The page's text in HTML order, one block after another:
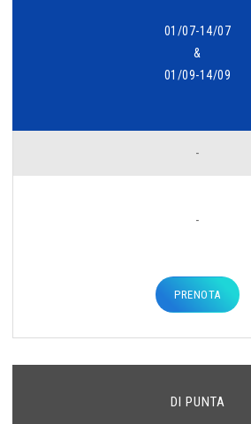
01/07-14/07
&
01/09-14/09
-
-
PRENOTA
DI PUNTA